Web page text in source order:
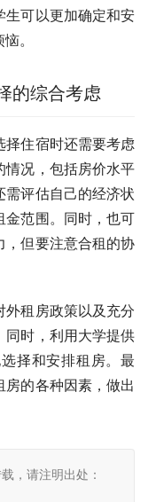
生可以更加确定和安
。
的综合考虑
择住宿时还需要考虑
情况，包括房价水平
需评估自己的经济状
金范围。同时，也可
，但要注意合租的协
外租房政策以及充分
同时，利用大学提供
择和安排租房。最
的各种因素，做出
，请注明出处：